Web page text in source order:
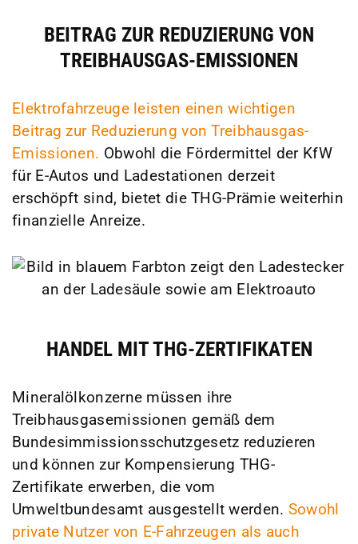
BEITRAG ZUR REDUZIERUNG VON
TREIBHAUSGAS-EMISSIONEN
Elektrofahrzeuge leisten einen wichtigen
Beitrag zur Reduzierung von Treibhausgas-
Emissionen. Obwohl die Fördermittel der KfW
für E-Autos und Ladestationen derzeit
erschöpft sind, bietet die THG-Prämie weiterhin
finanzielle Anreize.
HANDEL MIT THG-ZERTIFIKATEN
Mineralölkonzerne müssen ihre
Treibhausgasemissionen gemäß dem
Bundesimmissionsschutzgesetz reduzieren
und können zur Kompensierung THG-
Zertifikate erwerben, die vom
Umweltbundesamt ausgestellt werden. Sowohl
private Nutzer von E-Fahrzeugen als auch